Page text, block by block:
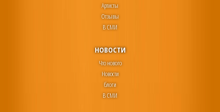
Артисты
Отзывы
В СМИ
НОВОСТИ
Что нового
Новости
блоги
В СМИ